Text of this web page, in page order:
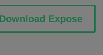
Download Expose